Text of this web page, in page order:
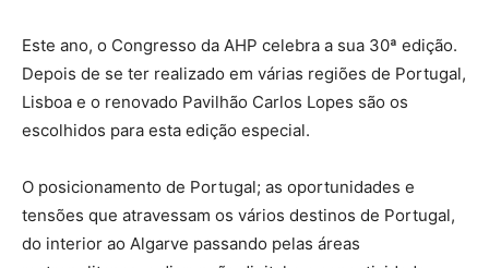
Este ano, o Congresso da AHP celebra a sua 30ª edição.
Depois de se ter realizado em várias regiões de Portugal,
Lisboa e o renovado Pavilhão Carlos Lopes são os
escolhidos para esta edição especial.
O posicionamento de Portugal; as oportunidades e
tensões que atravessam os vários destinos de Portugal,
do interior ao Algarve passando pelas áreas